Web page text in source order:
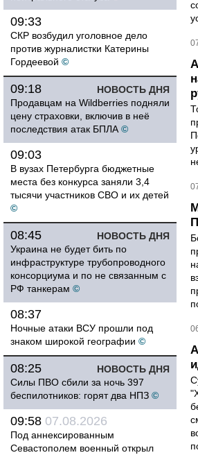
09:33
СКР возбудил уголовное дело
против журналистки Катерины
Гордеевой ©
НОВОСТЬ ДНЯ
09:18
Продавцам на Wildberries подняли
цену страховки, включив в неё
последствия атак БПЛА ©
09:03
В вузах Петербурга бюджетные
места без конкурса заняли 3,4
тысячи участников СВО и их детей
©
НОВОСТЬ ДНЯ
08:45
Украина не будет бить по
инфраструктуре трубопроводного
консорциума и по не связанным с
РФ танкерам ©
08:37
Ночные атаки ВСУ прошли под
знаком широкой географии ©
НОВОСТЬ ДНЯ
08:25
Силы ПВО сбили за ночь 397
беспилотников: горят два НПЗ ©
09:58 07.08.2026
Под аннексированным
Севастополем военный открыл